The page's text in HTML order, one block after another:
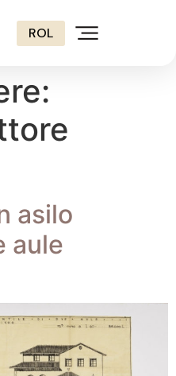
ROL
asilo
aule